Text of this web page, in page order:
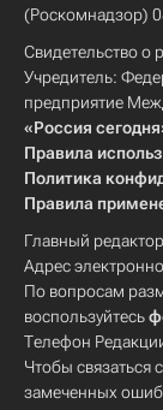
(Роскомнадзор)
Свидетельство
Учредитель:
предприятие
«Россия
Правила
Политика
Правила
Главный
Адрес
По вопросам
воспользуйтесь
Телефон
Чтобы связаться
замеченных